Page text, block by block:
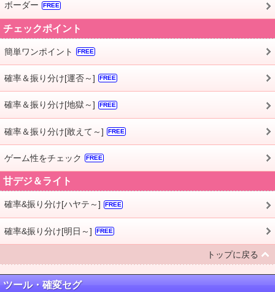
ボーダー FREE
チェックポイント
簡単ワンポイント FREE
確率＆振り分け[運否～] FREE
確率＆振り分け[地獄～] FREE
確率＆振り分け[敢えて～] FREE
ゲーム性をチェック FREE
甘デジ＆ライト
確率&振り分け[ハヤテ～] FREE
確率&振り分け[明日～] FREE
トップに戻る
ツール・確変セグ